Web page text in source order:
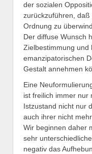
der sozialen
zurückzuführen,
Ordnung zu
Der diffuse Wunsch
Zielbestimmung und
emanzipatorischen
Gestalt annehmen
Eine
ist freilich immer nur
Istzustand nicht nur
auch ihrer nicht
Wir beginnen daher
sehr
negativ das